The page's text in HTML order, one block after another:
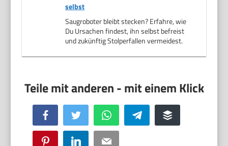
selbst
Saugroboter bleibt stecken? Erfahre, wie
Du Ursachen findest, ihn selbst befreist
und zukünftig Stolperfallen vermeidest.
Facebook Twitter WhatsApp Telegram Buffer
Pinterest LinkedIn Email